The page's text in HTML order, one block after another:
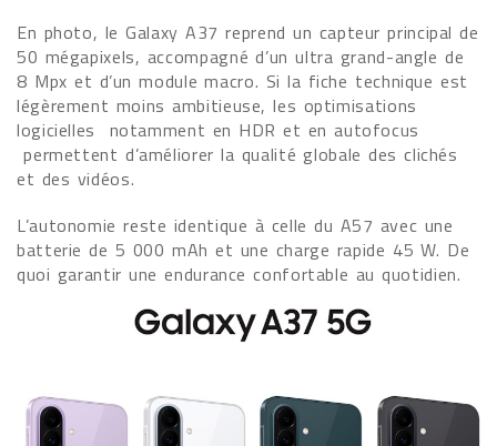
En photo, le Galaxy A37 reprend un capteur principal de
50 mégapixels, accompagné d’un ultra grand-angle de
8 Mpx et d’un module macro. Si la fiche technique est
légèrement moins ambitieuse, les optimisations
logicielles notamment en HDR et en autofocus
permettent d’améliorer la qualité globale des clichés
et des vidéos.
L’autonomie reste identique à celle du A57 avec une
batterie de 5 000 mAh et une charge rapide 45 W. De
quoi garantir une endurance confortable au quotidien.